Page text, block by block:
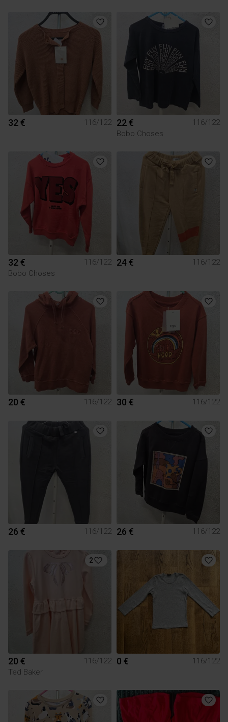
32 € 116/122 22 €
116/122
Bobo Choses
32 €
116/122
Bobo Choses
24 € 116/122
20 € 116/122 30 € 116/122
26 € 116/122 26 € 116/122
2
20 €
116/122
Ted Baker
0 € 116/122